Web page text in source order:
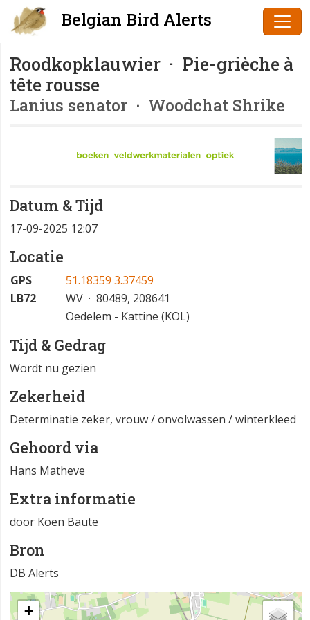
Belgian Bird Alerts
Roodkopklauwier · Pie-grièche à
tête rousse
Lanius senator · Woodchat Shrike
Datum & Tijd
17-09-2025 12:07
Locatie
GPS
51.18359 3.37459
LB72
WV · 80489, 208641
Oedelem - Kattine (KOL)
Tijd & Gedrag
Wordt nu gezien
Zekerheid
Determinatie zeker, vrouw / onvolwassen / winterkleed
Gehoord via
Hans Matheve
Extra informatie
door Koen Baute
Bron
DB Alerts
+